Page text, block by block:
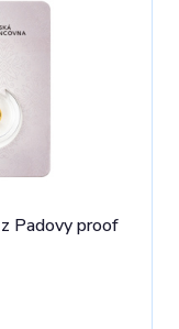
Padovy proof